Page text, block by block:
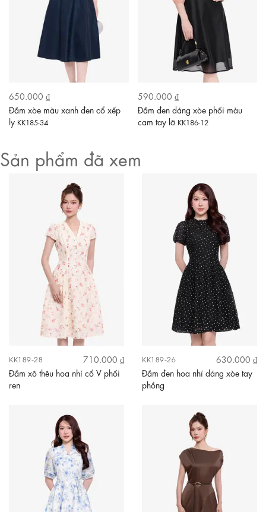
650.000 ₫
Đầm xòe màu xanh đen cổ xếp
ly KK185-34
590.000 ₫
Đầm đen dáng xòe phối màu
cam tay lỡ KK186-12
Sản phẩm đã xem
KK189-28
710.000 ₫
Đầm xô thêu hoa nhí cổ V phối
ren
KK189-26
630.000 ₫
Đầm đen hoa nhí dáng xòe tay
phồng